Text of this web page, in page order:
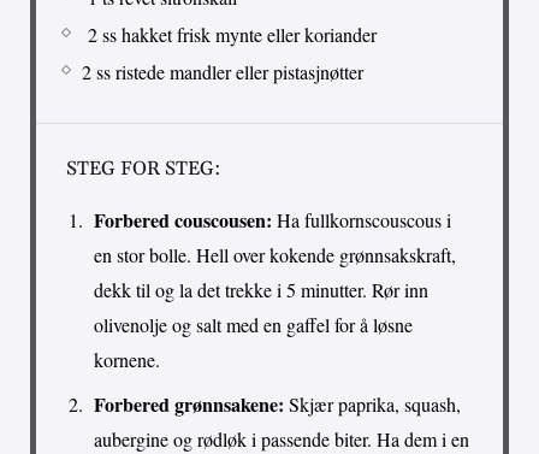
2 ss hakket frisk mynte eller koriander
2 ss ristede mandler eller pistasjnøtter
STEG FOR STEG:
Forbered couscousen: Ha fullkornscouscous i
en stor bolle. Hell over kokende grønnsakskraft,
dekk til og la det trekke i 5 minutter. Rør inn
olivenolje og salt med en gaffel for å løsne
kornene.
Forbered grønnsakene: Skjær paprika, squash,
aubergine og rødløk i passende biter. Ha dem i en